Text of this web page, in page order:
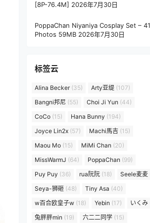
[8P-76.4M] 2026年7月30日
PoppaChan Niyaniya Cosplay Set – 41
Photos 59MB 2026年7月30日
标签云
Alina Becker(35) Arty亚缇 (107)
Bangni邦尼 (55) Choi Ji Yun (44)
CoCo (15) Hana Bunny (194)
Joyce Lin2x (57) Machi馬吉 (15)
Maou Mo (15) MiMi Chan (20)
MissWarmJ (64) PoppaChan (99)
Puy Puy (36) rua阮阮 (18) Seele麦麦
Seya-狮砸 (48) Tiny Asa (40)
w百合欧皇子w (18) Yebin (17) いくみ
兔胖胖min (19) 六二二同学 (15)